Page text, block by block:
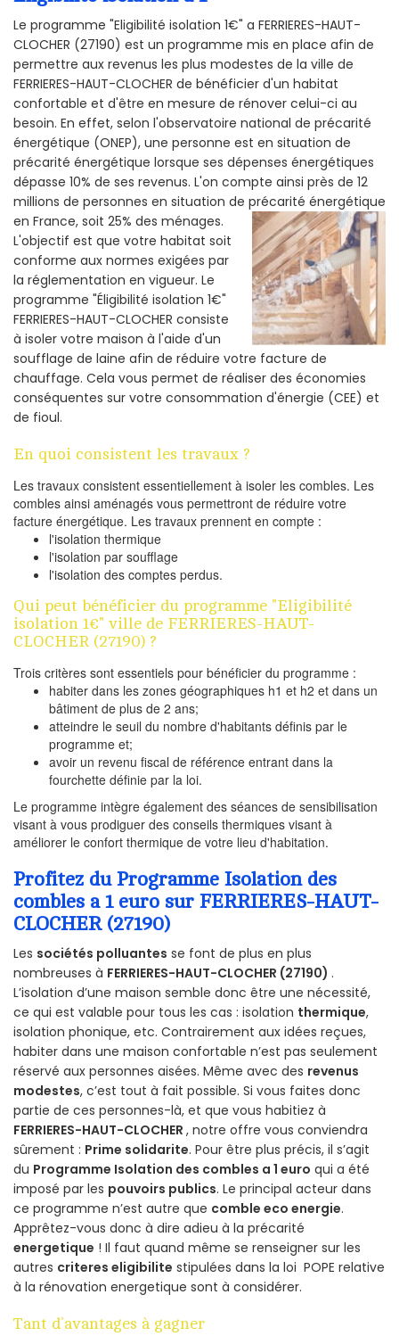
Le programme "Eligibilité isolation 1€" a FERRIERES-HAUT-
CLOCHER (27190) est un programme mis en place afin de
permettre aux revenus les plus modestes de la ville de
FERRIERES-HAUT-CLOCHER de bénéficier d'un habitat
confortable et d'être en mesure de rénover celui-ci au
besoin. En effet, selon l'observatoire national de précarité
énergétique (ONEP), une personne est en situation de
précarité énergétique lorsque ses dépenses énergétiques
dépasse 10% de ses revenus. L'on compte ainsi près de 12
millions de personnes en situation de précarité énergétique
en France, soit 25% des ménages.
L'objectif est que votre habitat soit
conforme aux normes exigées par
la réglementation en vigueur. Le
programme "Éligibilité isolation 1€"
FERRIERES-HAUT-CLOCHER consiste
à isoler votre maison à l'aide d'un
soufflage de laine afin de réduire votre facture de
chauffage. Cela vous permet de réaliser des économies
conséquentes sur votre consommation d'énergie (CEE) et
de fioul.
En quoi consistent les travaux ?
Les travaux consistent essentiellement à isoler les combles. Les
combles ainsi aménagés vous permettront de réduire votre
facture énergétique. Les travaux prennent en compte :
l'isolation thermique
l'isolation par soufflage
l'isolation des comptes perdus.
Qui peut bénéficier du programme "Eligibilité
isolation 1€" ville de FERRIERES-HAUT-
CLOCHER (27190) ?
Trois critères sont essentiels pour bénéficier du programme :
habiter dans les zones géographiques h1 et h2 et dans un
bâtiment de plus de 2 ans;
atteindre le seuil du nombre d'habitants définis par le
programme et;
avoir un revenu fiscal de référence entrant dans la
fourchette définie par la loi.
Le programme intègre également des séances de sensibilisation
visant à vous prodiguer des conseils thermiques visant à
améliorer le confort thermique de votre lieu d'habitation.
Profitez du Programme Isolation des
combles a 1 euro sur FERRIERES-HAUT-
CLOCHER (27190)
Les sociétés polluantes se font de plus en plus
nombreuses à FERRIERES-HAUT-CLOCHER (27190) .
L’isolation d’une maison semble donc être une nécessité,
ce qui est valable pour tous les cas : isolation thermique,
isolation phonique, etc. Contrairement aux idées reçues,
habiter dans une maison confortable n’est pas seulement
réservé aux personnes aisées. Même avec des revenus
modestes, c’est tout à fait possible. Si vous faites donc
partie de ces personnes-là, et que vous habitiez à
FERRIERES-HAUT-CLOCHER , notre offre vous conviendra
sûrement : Prime solidarite. Pour être plus précis, il s’agit
du Programme Isolation des combles a 1 euro qui a été
imposé par les pouvoirs publics. Le principal acteur dans
ce programme n’est autre que comble eco energie.
Apprêtez-vous donc à dire adieu à la précarité
energetique ! Il faut quand même se renseigner sur les
autres criteres eligibilite stipulées dans la loi POPE relative
à la rénovation energetique sont à considérer.
Tant d’avantages à gagner